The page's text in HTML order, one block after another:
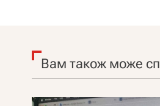
Вам також може